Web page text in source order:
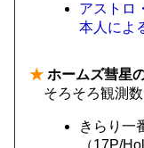
アストロ
本人によ
★ ホームズ彗星
そろそろ観測
きらり一
（17P/